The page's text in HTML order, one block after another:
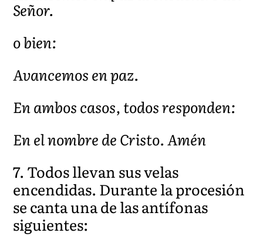
Señor.
o bien:
Avancemos en paz.
En ambos casos, todos responden:
En el nombre de Cristo. Amén
7. Todos llevan sus velas
encendidas. Durante la procesión
se canta una de las antífonas
siguientes: